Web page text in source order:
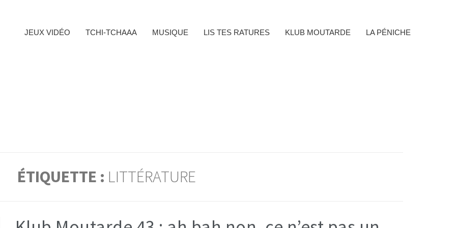
LA PÉNICHE
KLUB MOUTARDE
LIS TES RATURES
MUSIQUE
TCHI-TCHAAA
JEUX VIDÉO
ÉTIQUETTE : LITTÉRATURE